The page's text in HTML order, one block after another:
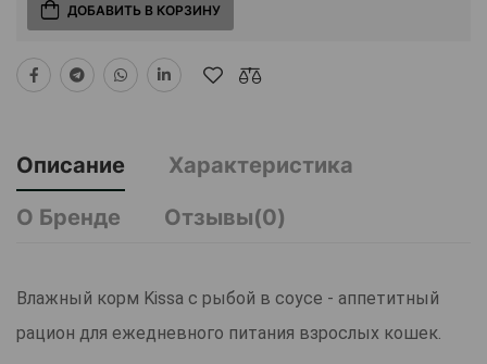
ДОБАВИТЬ В КОРЗИНУ
Описание
Характеристика
О Бренде
Отзывы(0)
Влажный корм Kissa с рыбой в соусе - аппетитный
рацион для ежедневного питания взрослых кошек.